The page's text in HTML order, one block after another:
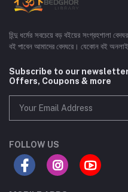
হিন্দু ধর্মের সবচেয়ে বড় বইয়ের সংগ্রহশালা
বই পাবেন আমাদের বেদঘরে। যেকোন বই
Subscribe to our
Offers, Coupons & more
FOLLOW US